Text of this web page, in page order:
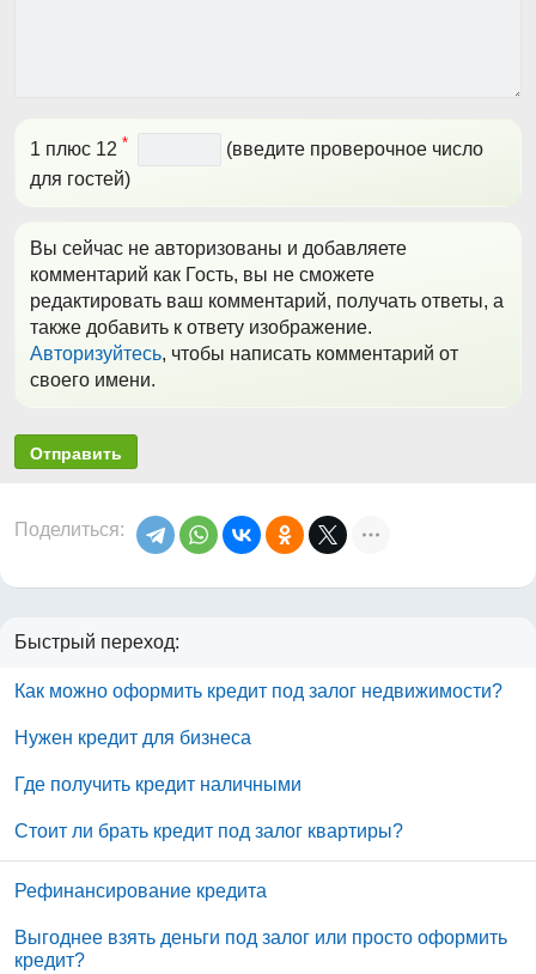
1 плюс 12 *
(введите проверочное число
для гостей)
Вы сейчас не авторизованы и добавляете
комментарий как Гость, вы не сможете
редактировать ваш комментарий, получать ответы, а
также добавить к ответу изображение.
Авторизуйтесь, чтобы написать комментарий от
своего имени.
Отправить
Поделиться:
Быстрый переход:
Как можно оформить кредит под залог недвижимости?
Нужен кредит для бизнеса
Где получить кредит наличными
Стоит ли брать кредит под залог квартиры?
Рефинансирование кредита
Выгоднее взять деньги под залог или просто оформить
кредит?